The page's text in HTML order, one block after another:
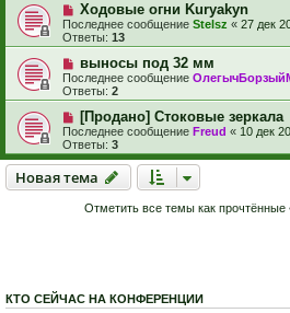
Ходовые огни Kuryakyn
Последнее сообщение Stelsz « 27 дек
Ответы: 13
выносы под 32 мм
Последнее сообщение
Ответы: 2
[Продано] Стоковые зеркала
Последнее сообщение Freud « 10 дек
Ответы: 3
Новая тема
Новаятема
Отметить все темы как прочтённые
КТО СЕЙЧАС НА КОНФЕРЕНЦИИ